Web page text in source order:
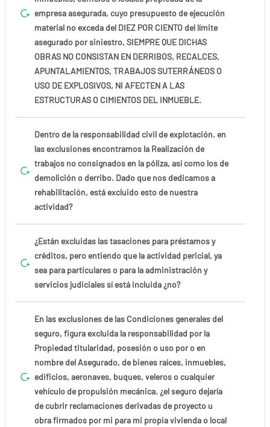
empresa asegurada, cuyo presupuesto de ejecución
material no exceda del DIEZ POR CIENTO del límite
asegurado por siniestro, SIEMPRE QUE DICHAS
OBRAS NO CONSISTAN EN DERRIBOS, RECALCES,
APUNTALAMIENTOS, TRABAJOS SUTERRÁNEOS O
USO DE EXPLOSIVOS, NI AFECTEN A LAS
ESTRUCTURAS O CIMIENTOS DEL INMUEBLE.
Dentro de la responsabilidad civil de explotación. en
las exclusiones encontramos la Realización de
trabajos no consignados en la póliza, así como los de
demolición o derribo. Dado que nos dedicamos a
rehabilitación, está excluido esto de nuestra
actividad?
¿Están excluidas las tasaciones para préstamos y
créditos, pero entiendo que la actividad pericial, ya
sea para particulares o para la administración y
servicios judiciales sí está incluida ¿no?
En las exclusiones de las Condiciones generales del
seguro, figura excluida la responsabilidad por la
Propiedad titularidad, posesión o uso por o en
nombre del Asegurado, de bienes raíces, inmuebles,
edificios, aeronaves, buques, veleros o cualquier
vehículo de propulsión mecánica. ¿el seguro dejaría
de cubrir reclamaciones derivadas de proyecto u
obra firmados por mi para mi propia vivienda o local